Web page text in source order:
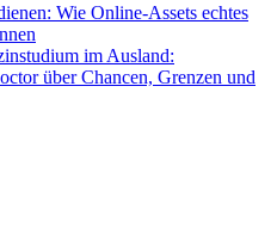
Wie Online-Assets echtes
im Ausland:
über Chancen, Grenzen und